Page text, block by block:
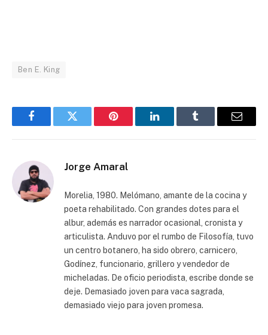
Ben E. King
FacebookTwitter Pinterest LinkedInTumblr Email
Jorge Amaral
Morelia, 1980. Melómano, amante de la cocina y
poeta rehabilitado. Con grandes dotes para el
albur, además es narrador ocasional, cronista y
articulista. Anduvo por el rumbo de Filosofía, tuvo
un centro botanero, ha sido obrero, carnicero,
Godínez, funcionario, grillero y vendedor de
micheladas. De oficio periodista, escribe donde se
deje. Demasiado joven para vaca sagrada,
demasiado viejo para joven promesa.